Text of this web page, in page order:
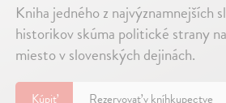
Kniha jedného z najvýznamnejších
historikov skúma politické strany
miesto v slovenských dejinách.
Kúpiť Rezervovať v kníhkupectve